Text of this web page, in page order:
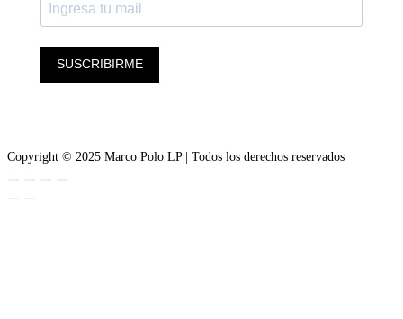
SUSCRIBIRME
Copyright © 2025 Marco Polo LP | Todos los derechos reservados